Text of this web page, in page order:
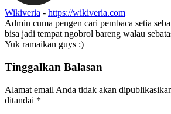
Wikiveria - https://wikiveria.com
Admin cuma pengen cari pembaca setia
bisa jadi tempat ngobrol bareng walau
Yuk ramaikan guys :)
Tinggalkan Balasan
Alamat email Anda tidak akan
ditandai *